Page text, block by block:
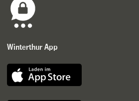
Winterthur App